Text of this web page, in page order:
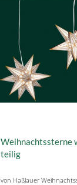
Weihnachtssterne
teilig
von Haßlauer